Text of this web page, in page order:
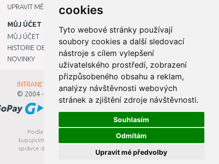
cookies
Tyto webové stránky používají
soubory cookies a další sledovací
nástroje s cílem vylepšení
uživatelského prostředí, zobrazení
přizpůsobeného obsahu a reklam,
analýzy návštěvnosti webových
stránek a zjištění zdroje návštěvnosti.
Souhlasím
Odmítám
Upravit mé předvolby
UPRAVIT MÉ PŘEDVOLBY COOKIES
MŮJ ÚČET
MŮJ ÚČET
HISTORIE OBJEDNÁVEK
NOVINKY
INTRANET - Přihlášení pro zaměstnance
© 2004 - 2026
Kamody s.r.o.
Podle zákona o evidenci tržeb je prodávající povinen vystavit
kupujícímu účtenku. Zároveň je povinen zaevidovat přijatou tržbu u
správce daně online; v případě technického výpadku pak nejpozději
do 48 hodin.